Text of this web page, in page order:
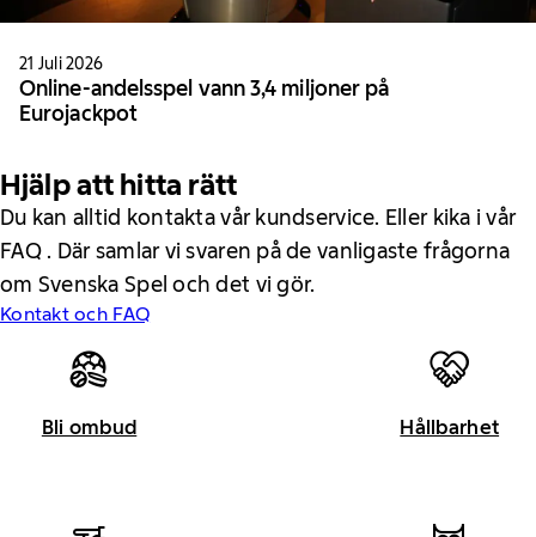
21 Juli 2026
Online-andelsspel vann 3,4 miljoner på
Eurojackpot
Hjälp att hitta rätt
Du kan alltid kontakta vår kundservice. Eller kika i vår
FAQ . Där samlar vi svaren på de vanligaste frågorna
om Svenska Spel och det vi gör.
Kontakt och FAQ
Bli ombud Hållbarhet